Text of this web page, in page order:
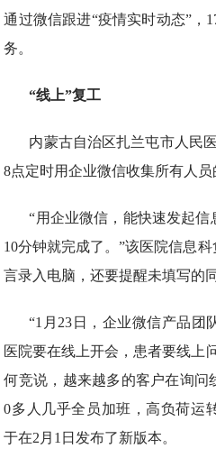
通过微信跟进“疫情实时动态”，
务。
“线上”复工
内蒙古自治区扎兰屯市人民
8点定时用企业微信收集所有人员
“用企业微信，能快速发起信
10分钟就完成了。”该医院信息
言录入电脑，还要提醒未填写的
“1月23日，企业微信产品团
医院要在线上开会，患者要线上
何竞说，越来越多的客户在询问
0多人几乎全员加班，高负荷运
于在2月1日发布了新版本。